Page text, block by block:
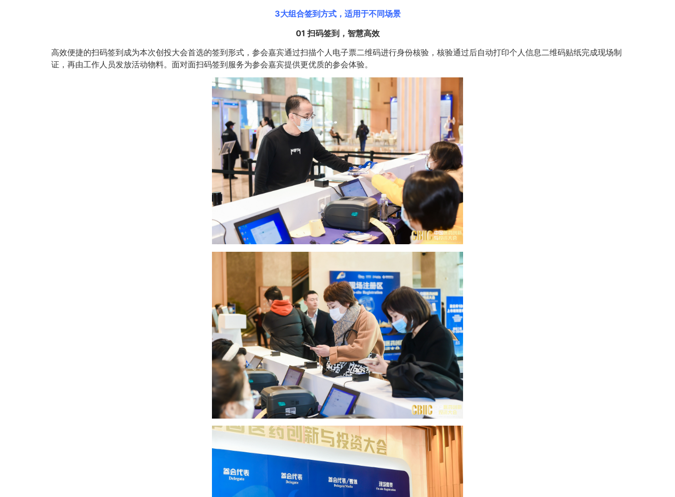
3大组合签到方式，适用于不同场景
01 扫码签到，智慧高效
高效便捷的扫码签到成为本次创投大会首选的签到形式，参会嘉宾通过扫描个人电子票二维码进行身份核验，核验通过后自动打印个人信息二维码贴纸完成现场制
证，再由工作人员发放活动物料。面对面扫码签到服务为参会嘉宾提供更优质的参会体验。